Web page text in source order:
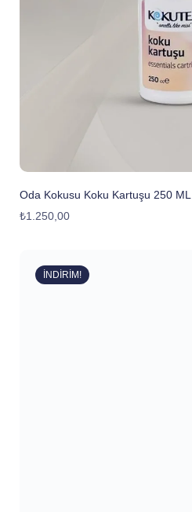
Oda Kokusu Koku Kartuşu 250 ML
₺1.250,00
İNDIRIM!